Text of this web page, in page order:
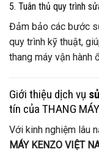
5. Tuân thủ quy trình
Đảm bảo các bước
quy trình kỹ thuật,
thang máy vận hành
Giới thiệu dịch vụ
tín của THANG
Với kinh nghiệm lâu
MÁY KENZO VIỆT